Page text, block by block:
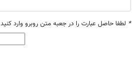
* لطفا حاصل عبارت را در جعبه متن روبرو وارد کنید